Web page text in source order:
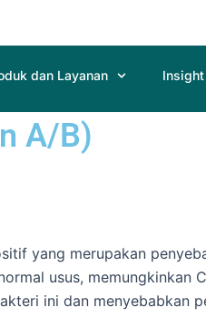
dan Layanan Insight
A/B)
yang merupakan
usus,
ini dan menyebabkan